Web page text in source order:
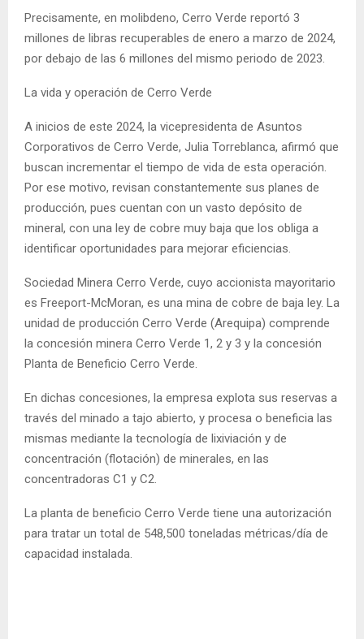
Precisamente, en molibdeno, Cerro Verde reportó 3
millones de libras recuperables de enero a marzo de 2024,
por debajo de las 6 millones del mismo periodo de 2023.
La vida y operación de Cerro Verde
A inicios de este 2024, la vicepresidenta de Asuntos
Corporativos de Cerro Verde, Julia Torreblanca, afirmó que
buscan incrementar el tiempo de vida de esta operación.
Por ese motivo, revisan constantemente sus planes de
producción, pues cuentan con un vasto depósito de
mineral, con una ley de cobre muy baja que los obliga a
identificar oportunidades para mejorar eficiencias.
Sociedad Minera Cerro Verde, cuyo accionista mayoritario
es Freeport-McMoran, es una mina de cobre de baja ley. La
unidad de producción Cerro Verde (Arequipa) comprende
la concesión minera Cerro Verde 1, 2 y 3 y la concesión
Planta de Beneficio Cerro Verde.
En dichas concesiones, la empresa explota sus reservas a
través del minado a tajo abierto, y procesa o beneficia las
mismas mediante la tecnología de lixiviación y de
concentración (flotación) de minerales, en las
concentradoras C1 y C2.
La planta de beneficio Cerro Verde tiene una autorización
para tratar un total de 548,500 toneladas métricas/día de
capacidad instalada.